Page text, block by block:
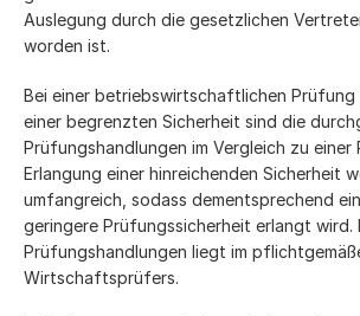
Auslegung durch die gesetzlichen
worden ist.
Bei einer betriebswirtschaftlichen Prüfung
einer begrenzten Sicherheit sind die
Prüfungshandlungen im Vergleich zu einer
Erlangung einer hinreichenden Sicherheit
umfangreich, sodass dementsprechend
geringere Prüfungssicherheit erlangt wird.
Prüfungshandlungen liegt im
Wirtschaftsprüfers.